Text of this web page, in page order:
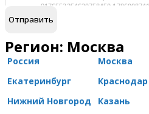
Регион: Москва
Россия
Москва
Екатеринбург
Краснодар
Нижний Новгород
Казань